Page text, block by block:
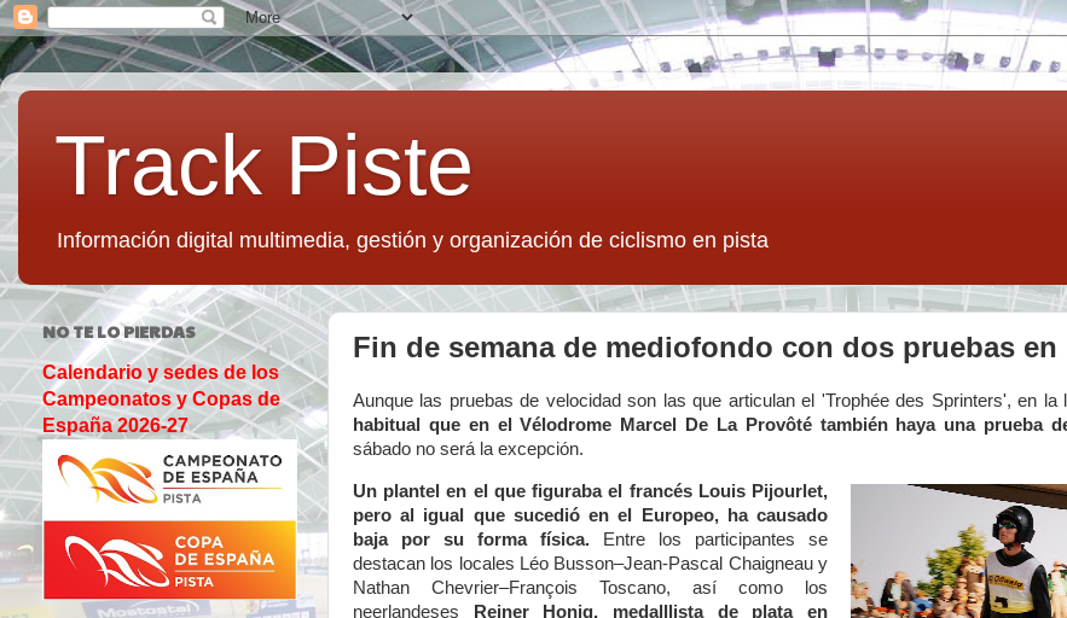
Track Piste
Información digital multimedia, gestión y organización de ciclismo en pista
Fin de semana de mediofondo con dos pruebas en
Aunque las pruebas de velocidad son las que articulan el 'Trophée des Sprinters', en la
habitual que en el Vélodrome Marcel De La Provôté también haya una prueba
sábado no será la excepción.
Un plantel en el que figuraba el francés Louis Pijourlet,
pero al igual que sucedió en el Europeo, ha causado
baja por su forma física.
Entre los participantes se
destacan los locales Léo Busson–Jean-Pascal Chaigneau y
Nathan Chevrier–François Toscano, así como los
neerlandeses
Reiner Honig, medalllista de plata en
NO TE LO PIERDAS
Calendario y sedes de los
Campeonatos y Copas de
España 2026-27